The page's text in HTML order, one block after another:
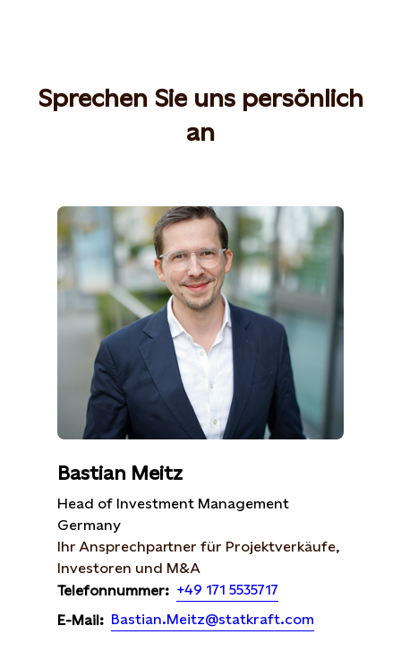
Sprechen Sie uns persönlich
an
Bastian Meitz
Head of Investment Management
Germany
Ihr Ansprechpartner für Projektverkäufe,
Investoren und M&A
Telefonnummer: +49 171 5535717
E-Mail: Bastian.Meitz@statkraft.com